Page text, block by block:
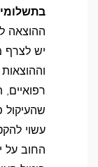
ההוצאה
יש לצרף
שהעיקול
עשוי
החוב על